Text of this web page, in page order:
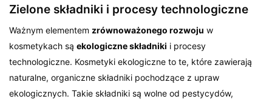
Zielone składniki i procesy technologiczne
Ważnym elementem zrównoważonego rozwoju w
kosmetykach sąekologiczne składniki i procesy
technologiczne. Kosmetyki ekologiczne to te, które zawierają
naturalne, organiczne składniki pochodzące z upraw
ekologicznych. Takie składniki są wolne od pestycydów,